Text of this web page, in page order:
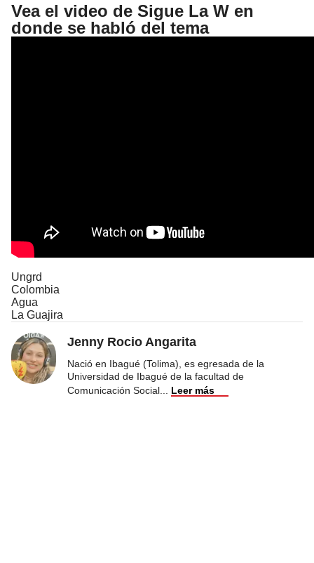
Vea el video de Sigue La W en
donde se habló del tema
Ungrd
Colombia
Agua
La Guajira
Jenny Rocio Angarita
Nació en Ibagué (Tolima), es egresada de la
Universidad de Ibagué de la facultad de
Comunicación Social
Leer más